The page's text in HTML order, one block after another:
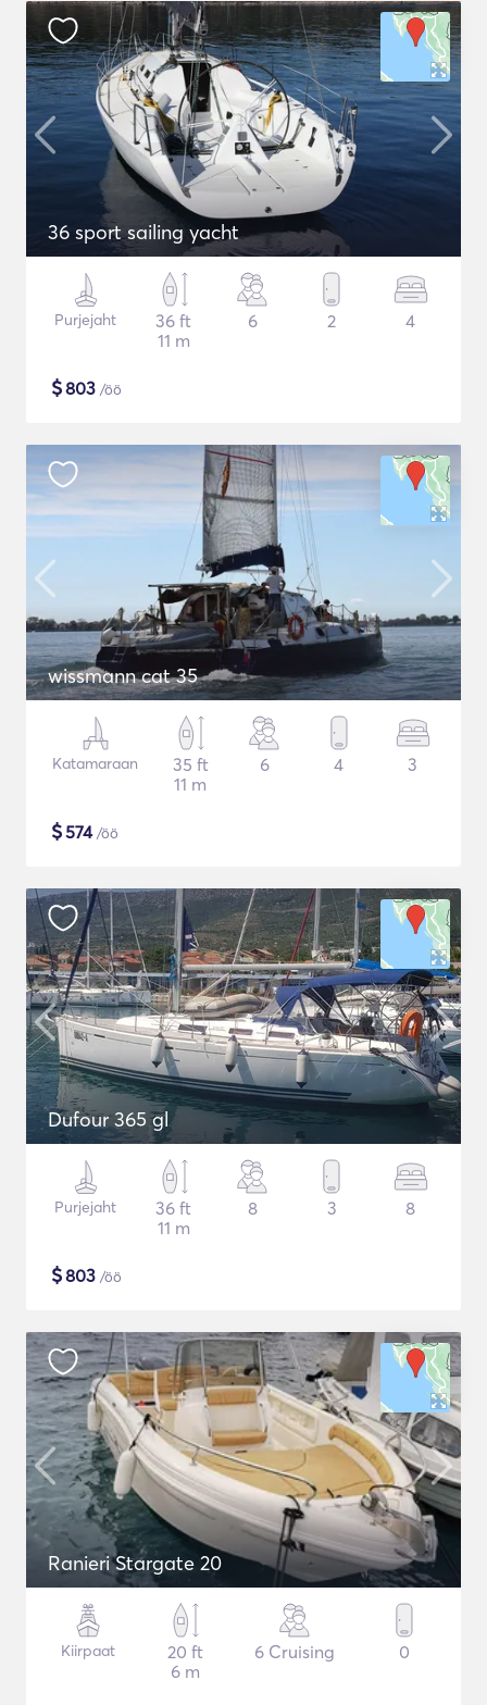
36 sport sailing yacht
Purjejaht
36 ft
11 m
6 2 4
$803 /öö
wissmann cat 35
Katamaraan
35 ft
11 m
6 4 3
$574/öö
Dufour 365 gl
Purjejaht
36 ft
11 m
8 3 8
$803 /öö
Ranieri Stargate 20
Kiirpaat
20 ft
6 m
6 Cruising 0